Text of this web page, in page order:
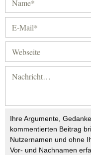
Ihre Argumente,
kommentierten Beitrag
Nutzernamen und ohne
Vor- und Nachnamen